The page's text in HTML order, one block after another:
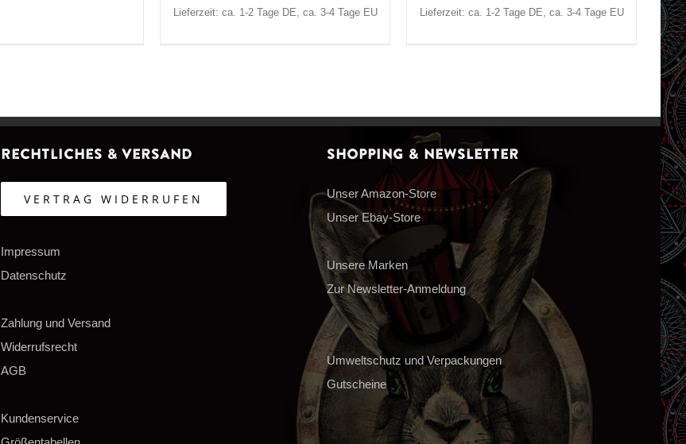
Lieferzeit: ca. 1-2 Tage DE, ca. 3-4 Tage EU
Lieferzeit: ca. 1-2 Tage DE, ca. 3-4 Tage EU
Rechtliches & Versand
VERTRAG WIDERRUFEN
Impressum
Datenschutz
Zahlung und Versand
Widerrufsrecht
AGB
Kundenservice
Shopping & Newsletter
Unser Amazon-Store
Unser Ebay-Store
Unsere Marken
Zur Newsletter-Anmeldung
Umweltschutz und Verpackungen
Gutscheine